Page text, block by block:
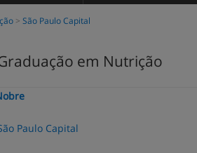
São Paulo Capital
em Nutrição
Paulo Capital